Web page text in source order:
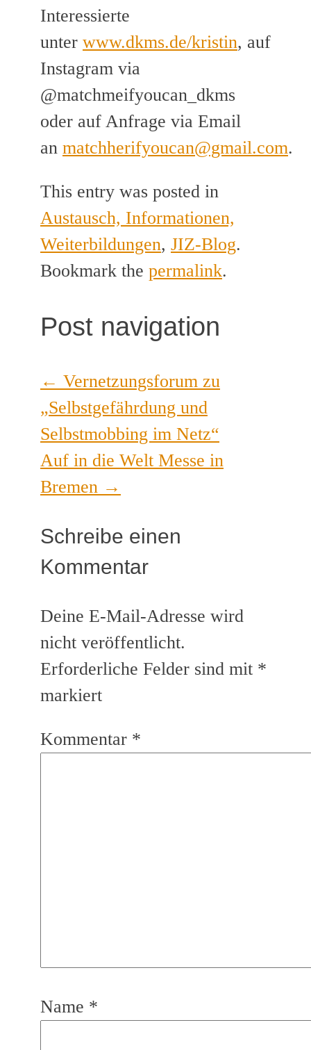
Interessierte
unter www.dkms.de/kristin, auf
Instagram via
@matchmeifyoucan_dkms
oder auf Anfrage via Email
an matchherifyoucan@gmail.com.
This entry was posted in
Austausch, Informationen,
Weiterbildungen, JIZ-Blog.
Bookmark the permalink.
Post navigation
← Vernetzungsforum zu
„Selbstgefährdung und
Selbstmobbing im Netz“
Auf in die Welt Messe in
Bremen →
Schreibe einen
Kommentar
Deine E-Mail-Adresse wird
nicht veröffentlicht.
Erforderliche Felder sind mit *
markiert
Kommentar *
Name *